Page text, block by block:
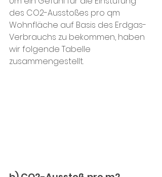
des CO2-Ausstoßes pro qm
Wohnfläche auf Basis des Erdgas-
Verbrauchs zu bekommen, haben
wir folgende Tabelle
zusammengestellt.